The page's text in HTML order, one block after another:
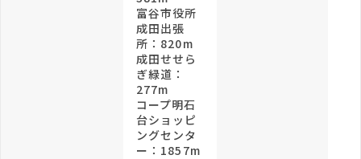
富谷市役所
成田出張
所：820m
成田せせら
ぎ緑道：
277m
コープ明石
台ショッピ
ングセンタ
ー：1857m